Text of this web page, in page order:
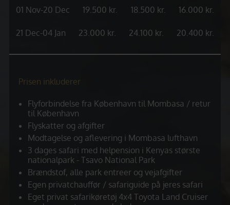
01 Nov-20 Dec 19.500 kr. 18.500 kr. 16.000 kr.
21 Dec-04 Jan 23.000 kr. 24.100 kr. 20.400 kr.
Prisen inkluderer
Flyforbindelse fra København til Mombasa / retur
til København
Flyskatter og afgifter
Modtagelse og aflevering i Mombasa lufthavn
3 dages safari med helpension i Kenyas største
nationalpark - Tsavo National Park
Brændstof, alle park entreer og vejafgifter
Egen privatchauffør / safariguide på jeres safari
Eget privat safarikøretøj 4x4 Toyota Land Cruiser